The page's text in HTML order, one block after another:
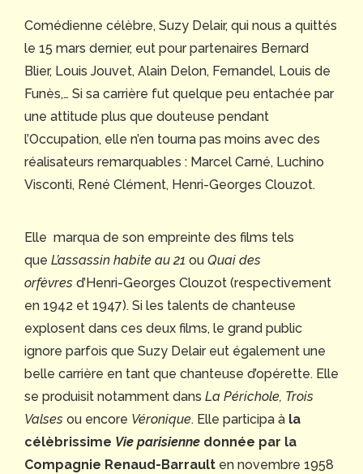
Comédienne célèbre, Suzy Delair, qui nous a quittés
le 15 mars dernier, eut pour partenaires Bernard
Blier, Louis Jouvet, Alain Delon, Fernandel, Louis de
Funès,… Si sa carrière fut quelque peu entachée par
une attitude plus que douteuse pendant
l’Occupation, elle n’en tourna pas moins avec des
réalisateurs remarquables : Marcel Carné, Luchino
Visconti, René Clément, Henri-Georges Clouzot.
Elle marqua de son empreinte des films tels
que L’assassin habite au 21 ou Quai des
orfèvres d’Henri-Georges Clouzot (respectivement
en 1942 et 1947). Si les talents de chanteuse
explosent dans ces deux films, le grand public
ignore parfois que Suzy Delair eut également une
belle carrière en tant que chanteuse d’opérette. Elle
se produisit notamment dans La Périchole, Trois
Valses ou encore Véronique. Elle participa à la
célèbrissime Vie parisienne donnée par la
Compagnie Renaud-Barrault en novembre 1958